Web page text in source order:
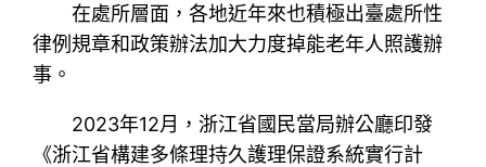
在處所層面，各地近年來也積極出臺處所性
律例規章和政策辦法加大力度掉能老年人照護辦
事。
2023年12月，浙江省國民當局辦公廳印發
《浙江省構建多條理持久護理保證系統實行計